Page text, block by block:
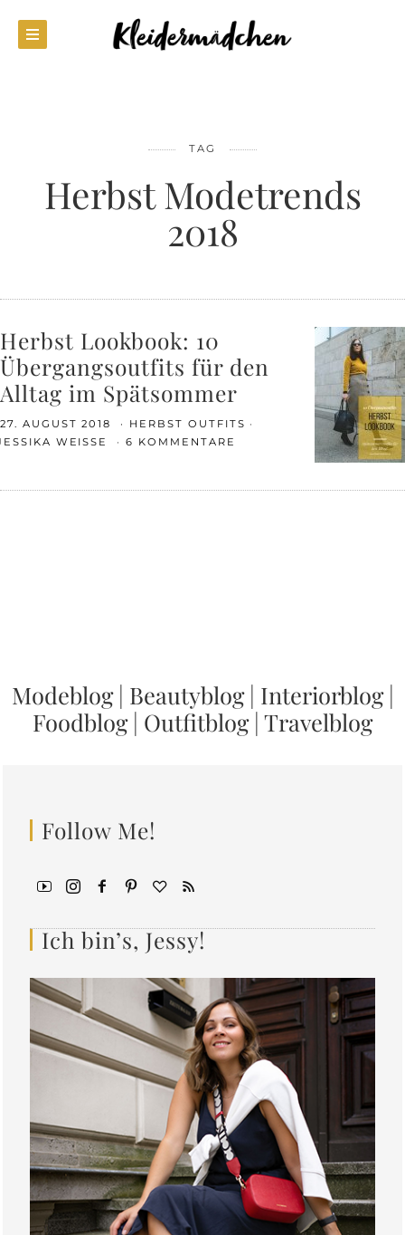
TAG
Herbst Modetrends
2018
Herbst Lookbook: 10
Übergangsoutfits für den
Alltag im Spätsommer
27. AUGUST 2018
HERBST OUTFITS
WEISSE
6 KOMMENTARE
Modeblog| Beautyblog| Interiorblog|
Foodblog| Outfitblog| Travelblog
Follow Me!
Ich bin’s, Jessy!